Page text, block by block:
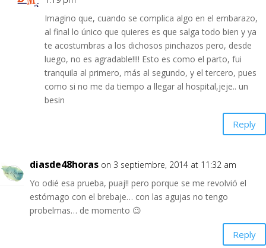
Imagino que, cuando se complica algo en el embarazo,
al final lo único que quieres es que salga todo bien y ya
te acostumbras a los dichosos pinchazos pero, desde
luego, no es agradable!!!! Esto es como el parto, fui
tranquila al primero, más al segundo, y el tercero, pues
como si no me da tiempo a llegar al hospital,jeje.. un
besin
Reply
diasde48horas on 3 septiembre, 2014 at 11:32 am
Yo odié esa prueba, puaj!! pero porque se me revolvió el
estómago con el brebaje… con las agujas no tengo
probelmas… de momento 😉
Reply